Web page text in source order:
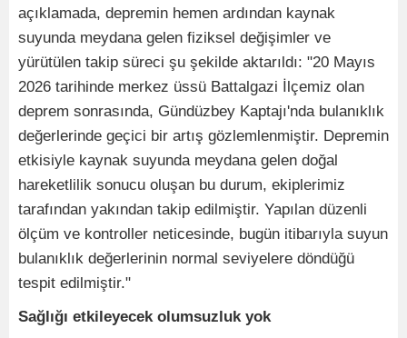
açıklamada, depremin hemen ardından kaynak
suyunda meydana gelen fiziksel değişimler ve
yürütülen takip süreci şu şekilde aktarıldı: "20 Mayıs
2026 tarihinde merkez üssü Battalgazi İlçemiz olan
deprem sonrasında, Gündüzbey Kaptajı'nda bulanıklık
değerlerinde geçici bir artış gözlemlenmiştir. Depremin
etkisiyle kaynak suyunda meydana gelen doğal
hareketlilik sonucu oluşan bu durum, ekiplerimiz
tarafından yakından takip edilmiştir. Yapılan düzenli
ölçüm ve kontroller neticesinde, bugün itibarıyla suyun
bulanıklık değerlerinin normal seviyelere döndüğü
tespit edilmiştir."
Sağlığı etkileyecek olumsuzluk yok